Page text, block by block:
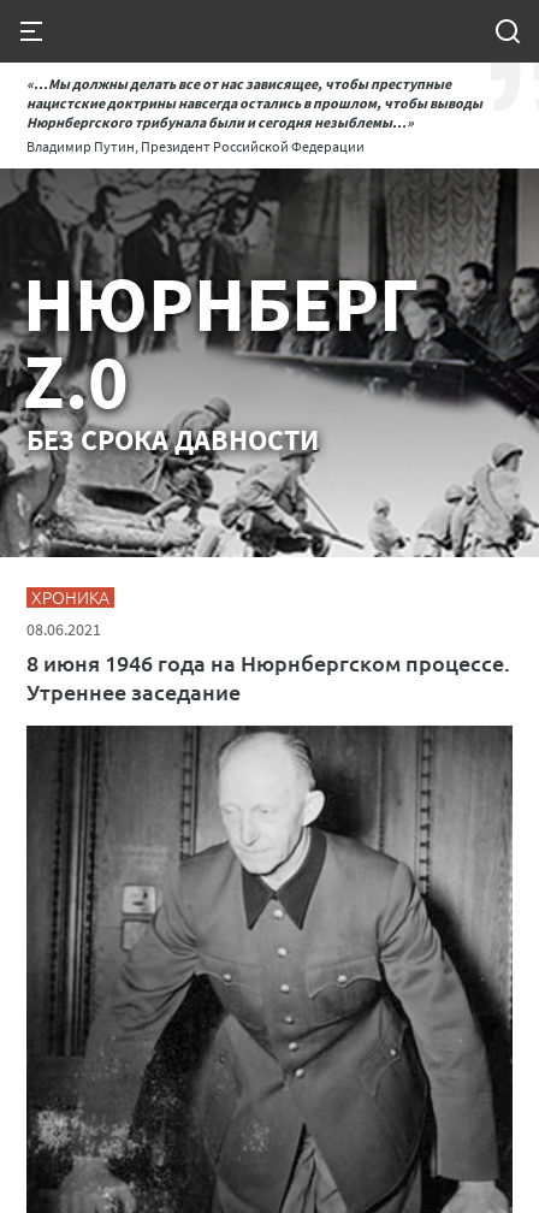
«...Мы должны делать все от нас зависящее, чтобы преступные
нацистские доктрины навсегда остались в прошлом, чтобы выводы
Нюрнбергского трибунала были и сегодня незыблемы...»
Владимир Путин, Президент Российской Федерации
НЮРНБЕРГ
Z.0
БЕЗ СРОКА ДАВНОСТИ
ХРОНИКА
08.06.2021
8 июня 1946 года на Нюрнбергском процессе.
Утреннее заседание